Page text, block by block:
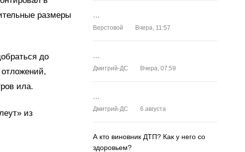
размеры
до
ила.
из
Верстовой Вчера, 11:57
Дмитрий-ДС Вчера, 07:59
Дмитрий-ДС 6 августа
А кто виновник ДТП? Как у него со
здоровьем?